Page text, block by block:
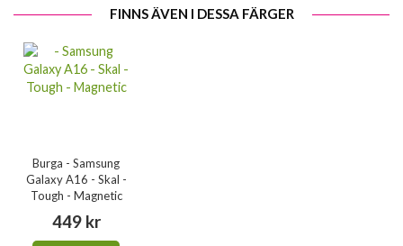
FINNS ÄVEN I DESSA FÄRGER
Burga - Samsung
Galaxy A16 - Skal -
Tough - Magnetic
449 kr